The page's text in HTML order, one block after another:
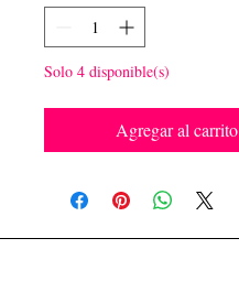
Solo 4 disponible(s)
Agregar al carrito